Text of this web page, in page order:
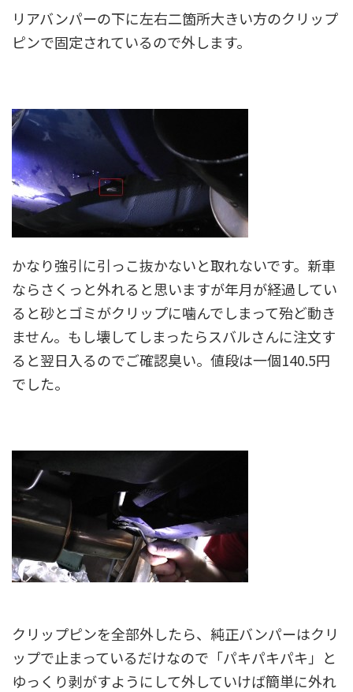
リアバンパーの下に左右二箇所大きい方のクリップ
ピンで固定されているので外します。
かなり強引に引っこ抜かないと取れないです。新車
ならさくっと外れると思いますが年月が経過してい
ると砂とゴミがクリップに噛んでしまって殆ど動き
ません。もし壊してしまったらスバルさんに注文す
ると翌日入るのでご確認臭い。値段は一個140.5円
でした。
クリップピンを全部外したら、純正バンパーはクリ
ップで止まっているだけなので「パキパキパキ」と
ゆっくり剥がすようにして外していけば簡単に外れ